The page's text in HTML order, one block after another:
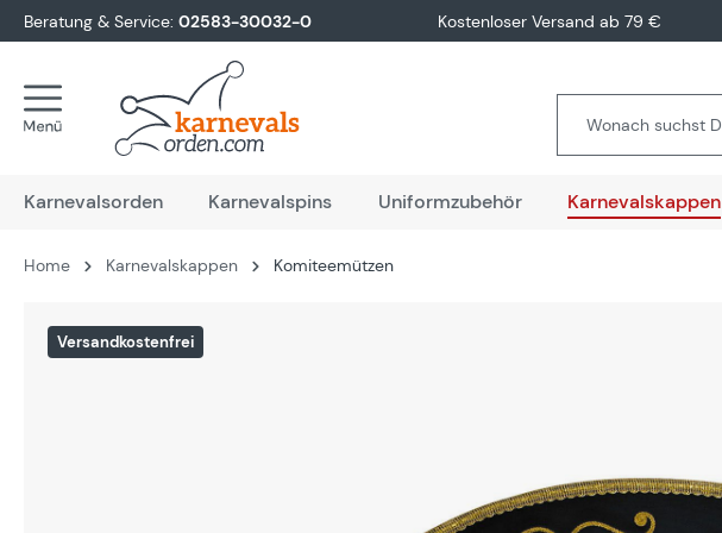
Zur Hauptnavigation springen
Beratung & Service: 02583-30032-0 Kostenloser Versand ab 79 €
Karnevalsorden Karnevalspins Uniformzubehör Karnevalskappen
Home Karnevalskappen Komiteemützen
Versandkostenfrei